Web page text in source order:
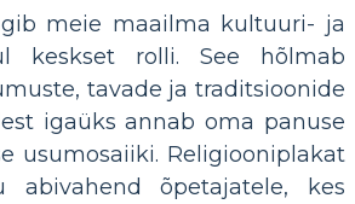
meie maailma kultuuri- ja
keskset rolli. See hõlmab
tavade ja traditsioonide
igaüks annab oma panuse
usumosaiiki. Religiooniplakat
abivahend õpetajatele, kes